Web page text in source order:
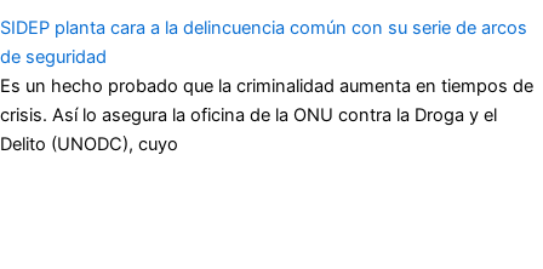
SIDEP planta cara a la delincuencia común con su serie de arcos
de seguridad
Es un hecho probado que la criminalidad aumenta en tiempos de
crisis. Así lo asegura la oficina de la ONU contra la Droga y el
Delito (UNODC), cuyo